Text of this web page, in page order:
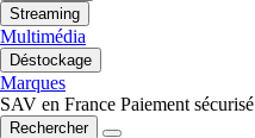
Streaming
Multimédia
Déstockage
Marques
SAV en France Paiement sécurisé
Rechercher